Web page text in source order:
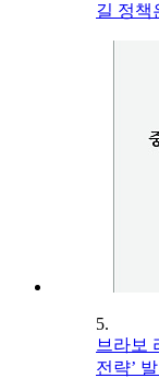
길 정책
5.
브라보
전략’